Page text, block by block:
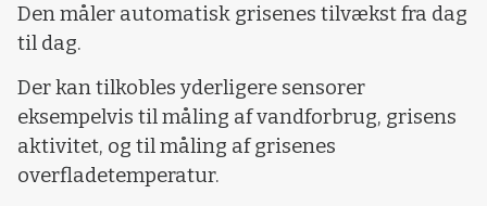
Den måler automatisk grisenes tilvækst fra dag
til dag.
Der kan tilkobles yderligere sensorer
eksempelvis til måling af vandforbrug, grisens
aktivitet, og til måling af grisenes
overfladetemperatur.